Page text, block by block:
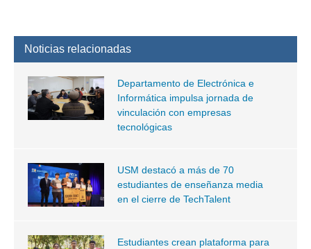
Noticias relacionadas
Departamento de Electrónica e
Informática impulsa jornada de
vinculación con empresas
tecnológicas
USM destacó a más de 70
estudiantes de enseñanza media
en el cierre de TechTalent
Estudiantes crean plataforma para